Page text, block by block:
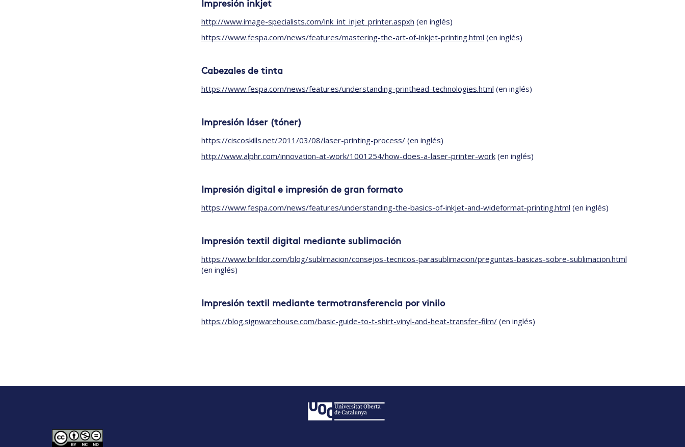
Impresión inkjet
http://www.image-specialists.com/ink_int_injet_printer.aspxh (en inglés)
https://www.fespa.com/news/features/mastering-the-art-of-inkjet-printing.html (en inglés)
Cabezales de tinta
https://www.fespa.com/news/features/understanding-printhead-technologies.html (en inglés)
Impresión láser (tóner)
https://ciscoskills.net/2011/03/08/laser-printing-process/(en inglés)
http://www.alphr.com/innovation-at-work/1001254/how-does-a-laser-printer-work(en inglés)
Impresión digital e impresión de gran formato
https://www.fespa.com/news/features/understanding-the-basics-of-inkjet-and-wideformat-printing.html (en inglés)
Impresión textil digital mediante sublimación
https://www.brildor.com/blog/sublimacion/consejos-tecnicos-parasublimacion/preguntas-basicas-sobre-sublimacion.html
(en inglés)
Impresión textil mediante termotransferencia por vinilo
https://blog.signwarehouse.com/basic-guide-to-t-shirt-vinyl-and-heat-transfer-film/(en inglés)